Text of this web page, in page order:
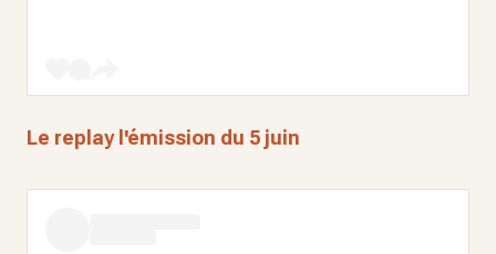
Le replay l'émission du 5 juin